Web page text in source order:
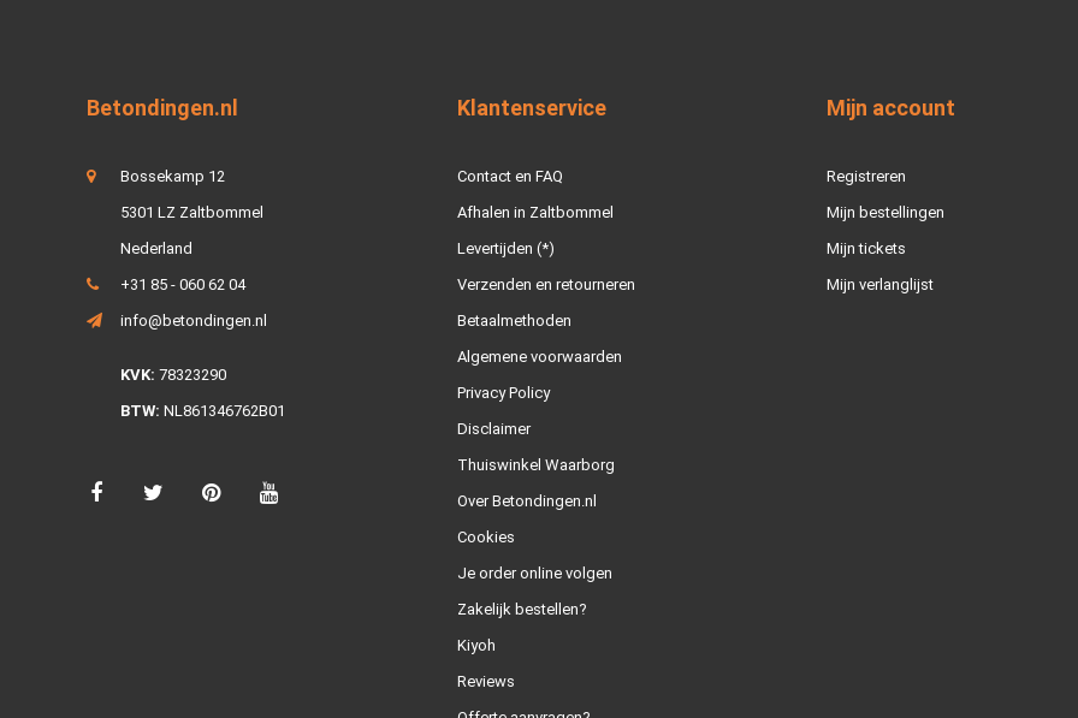
Betondingen.nl
Bossekamp 12
5301 LZ Zaltbommel
Nederland
+31 85 - 060 62 04
info@betondingen.nl
KVK: 78323290
BTW: NL861346762B01
Klantenservice
Contact en FAQ
Afhalen in Zaltbommel
Levertijden (*)
Verzenden en retourneren
Betaalmethoden
Algemene voorwaarden
Privacy Policy
Disclaimer
Thuiswinkel Waarborg
Over Betondingen.nl
Cookies
Je order online volgen
Zakelijk bestellen?
Kiyoh
Reviews
Mijn account
Registreren
Mijn bestellingen
Mijn tickets
Mijn verlanglijst